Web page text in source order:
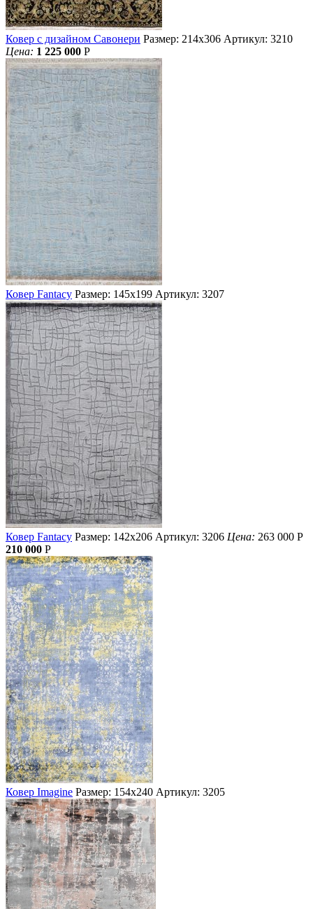
Ковер с дизайном Савонери Размер: 214х306 Артикул: 3210
Цена: 1 225 000 Р
Ковер Fantacy Размер: 145х199 Артикул: 3207
Ковер Fantacy Размер: 142х206 Артикул: 3206 Цена: 263 000 Р
210 000 Р
Ковер Imagine Размер: 154х240 Артикул: 3205